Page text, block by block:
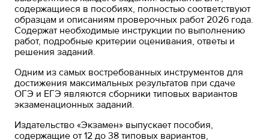
содержащиеся в пособиях, полностью соответствуют
образцам и описаниям проверочных работ 2026 года.
Содержат необходимые инструкции по выполнению
работ, подробные критерии оценивания, ответы и
решения заданий.
Одним из самых востребованных инструментов для
достижения максимальных результатов при сдаче
ОГЭ и ЕГЭ являются сборники типовых вариантов
экзаменационных заданий.
Издательство «Экзамен» выпускает пособия,
содержащие от 12 до 38 типовых вариантов,